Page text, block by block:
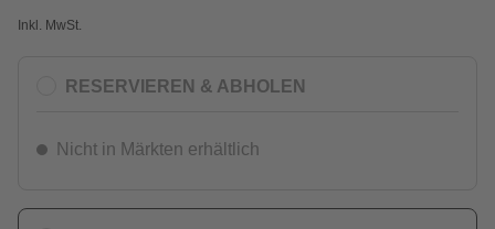
Inkl. MwSt.
RESERVIEREN & ABHOLEN
Nicht in Märkten erhältlich